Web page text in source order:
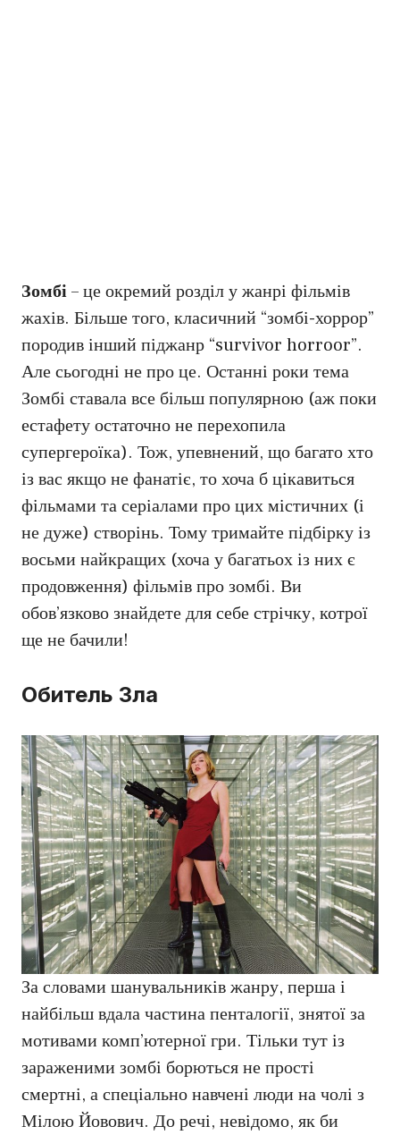
Зомбі– це окремий розділ у жанрі фільмів
жахів. Більше того, класичний “зомбі-хоррор”
породив інший піджанр “survivor horroor”.
Але сьогодні не про це. Останні роки тема
Зомбі ставала все більш популярною (аж поки
естафету остаточно не перехопила
супергероїка). Тож, упевнений, що багато хто
із вас якщо не фанатіє, то хоча б цікавиться
фільмами та серіалами про цих містичних (і
не дуже) створінь. Тому тримайте підбірку із
восьми найкращих (хоча у багатьох із них є
продовження) фільмів про зомбі. Ви
обов’язково знайдете для себе стрічку, котрої
ще не бачили!
Обитель Зла
За словами шанувальників жанру, перша і
найбільш вдала частина пенталогії, знятої за
мотивами комп’ютерної гри. Тільки тут із
зараженими зомбі борються не прості
смертні, а спеціально навчені люди на чолі з
Мілою Йовович. До речі, невідомо, як би